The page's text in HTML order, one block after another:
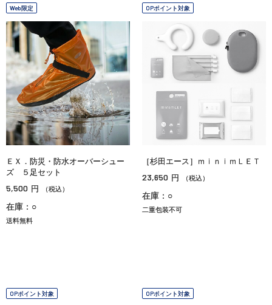
Web限定
ＥＸ．防災・防水オーバーシュー
ズ ５足セット
5,500 円 （税込）
在庫：○
送料無料
OPポイント対象
［杉田エース］ｍｉｎｉｍＬＥＴ
23,650 円 （税込）
在庫：○
二重包装不可
OPポイント対象 OPポイント対象